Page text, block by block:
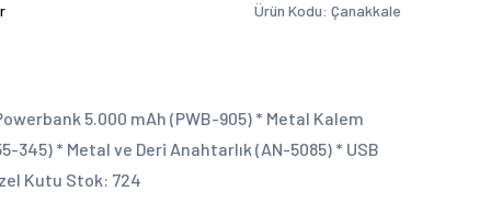
Ürün Kodu: Çanakkale
5.000 mAh (PWB-905) * Metal Kalem
345) * Metal ve Deri Anahtarlık (AN-5085) * USB
Kutu Stok: 724